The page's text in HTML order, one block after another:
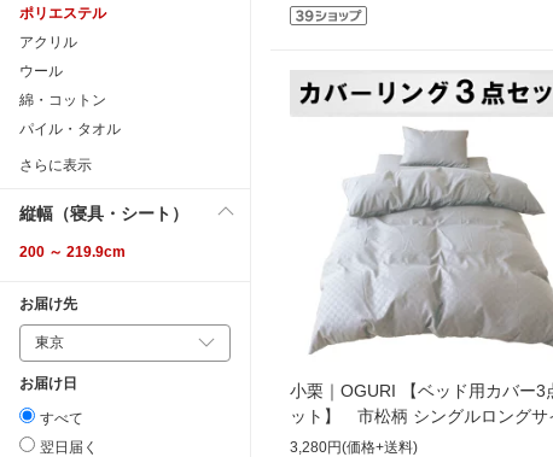
ポリエステル
アクリル
ウール
綿・コットン
パイル・タオル
さらに表示
縦幅（寝具・シート）
200 ～ 219.9cm
お届け先
お届け日
すべて
翌日届く
小栗｜OGURI 【ベッド用カバー3
ット】 市松柄 シングルロングサ
(グレイ)
3,280円(価格+送料)